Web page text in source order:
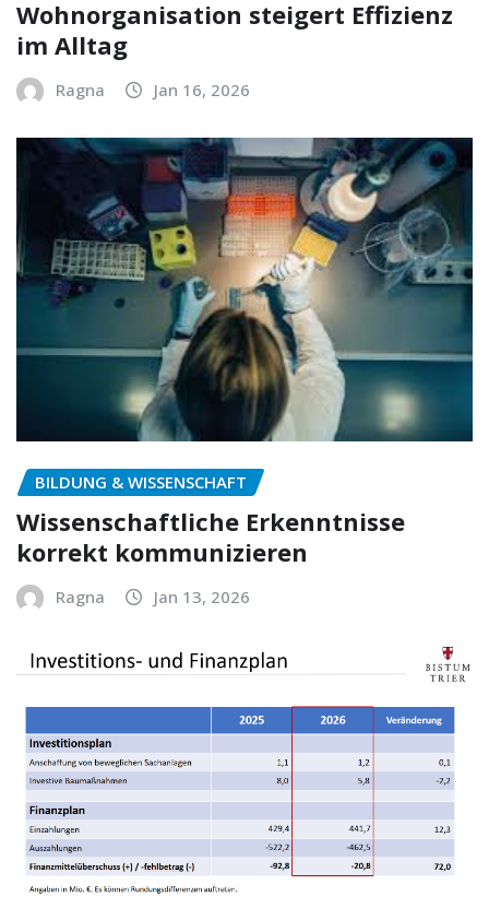
Wohnorganisation steigert Effizienz
im Alltag
Ragna Jan 16, 2026
BILDUNG & WISSENSCHAFT
Wissenschaftliche Erkenntnisse
korrekt kommunizieren
Ragna Jan 13, 2026